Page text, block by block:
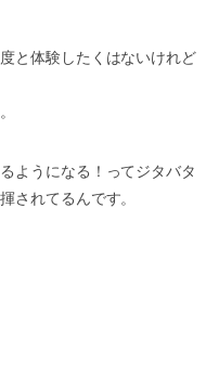
と体験したくはないけれど
ようになる！ってジタバタ
されてるんです。